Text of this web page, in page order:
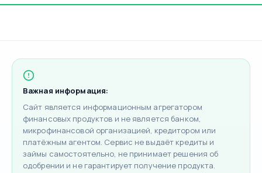
Важная информация:
Сайт является информационным агрегатором
финансовых продуктов и не является банком,
микрофинансовой организацией, кредитором или
платёжным агентом. Сервис не выдаёт кредиты и
займы самостоятельно, не принимает решения об
одобрении и не гарантирует получение продукта.